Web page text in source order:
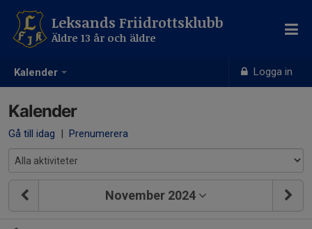
Kalender Logga in
Leksands Friidrottsklubb
Äldre 13 år och äldre
Kalender
Gå till idag | Prenumerera
November 2024